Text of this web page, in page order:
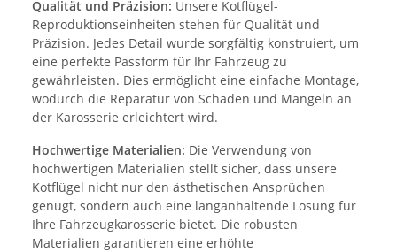
Qualität und Präzision: Unsere Kotflügel-
Reproduktionseinheiten stehen für Qualität und
Präzision. Jedes Detail wurde sorgfältig konstruiert, um
eine perfekte Passform für Ihr Fahrzeug zu
gewährleisten. Dies ermöglicht eine einfache Montage,
wodurch die Reparatur von Schäden und Mängeln an
der Karosserie erleichtert wird.
Hochwertige Materialien: Die Verwendung von
hochwertigen Materialien stellt sicher, dass unsere
Kotflügel nicht nur den ästhetischen Ansprüchen
genügt, sondern auch eine langanhaltende Lösung für
Ihre Fahrzeugkarosserie bietet. Die robusten
Materialien garantieren eine erhöhte